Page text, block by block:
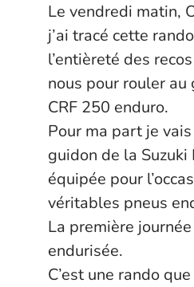
Le vendredi matin,
j’ai tracé cette
l’entièreté des
nous pour rouler au
CRF 250 enduro.
Pour ma part je
guidon de la Suzuki
équipée pour
véritables pneus
La première
endurisée.
C’est une rando